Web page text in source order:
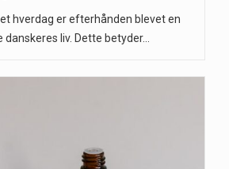
hverdag er efterhånden blevet en
liv. Dette betyder…